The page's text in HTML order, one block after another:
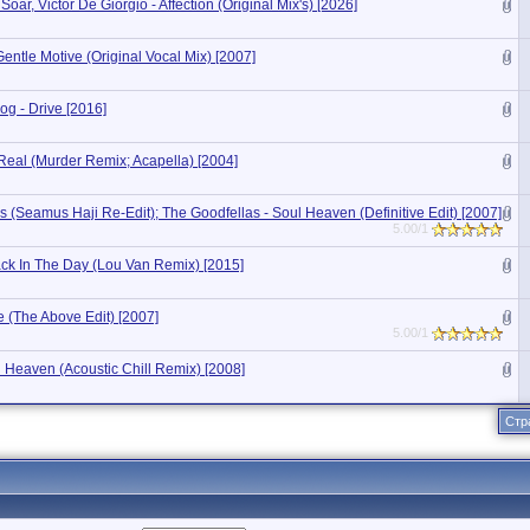
Victor De Giorgio - Affection (Original Mix's) [2026]
Motive (Original Vocal Mix) [2007]
- Drive [2016]
(Murder Remix; Acapella) [2004]
(Seamus Haji Re-Edit); The Goodfellas - Soul Heaven (Definitive Edit) [2007]
5.00/1
In The Day (Lou Van Remix) [2015]
(The Above Edit) [2007]
5.00/1
Heaven (Acoustic Chill Remix) [2008]